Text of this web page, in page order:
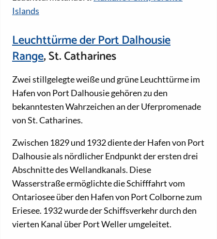
Islands
Leuchttürme der Port Dalhousie
Range, St. Catharines
Zwei stillgelegte weiße und grüne Leuchttürme im
Hafen von Port Dalhousie gehören zu den
bekanntesten Wahrzeichen an der Uferpromenade
von St. Catharines.
Zwischen 1829 und 1932 diente der Hafen von Port
Dalhousie als nördlicher Endpunkt der ersten drei
Abschnitte des Wellandkanals. Diese
Wasserstraße ermöglichte die Schifffahrt vom
Ontariosee über den Hafen von Port Colborne zum
Eriesee. 1932 wurde der Schiffsverkehr durch den
vierten Kanal über Port Weller umgeleitet.